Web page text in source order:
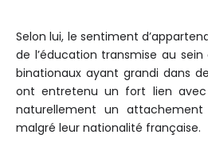
Selon lui, le sentiment
de l’éducation transmise au sein
binationaux ayant grandi dans
ont entretenu un fort lien avec
naturellement un attachement
malgré leur nationalité française.